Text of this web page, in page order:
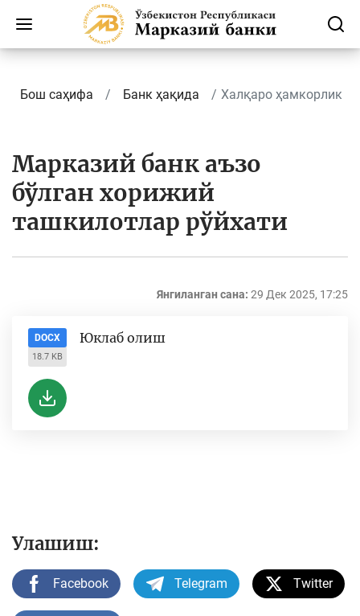
Бош саҳифа Банк ҳақида Халқаро ҳамкорлик
Марказий банк аъзо
бўлган хорижий
ташкилотлар рўйхати
Янгиланган сана: 29 Дек 2025, 17:25
DOCX
18.7 KB
Юклаб олиш
Улашиш:
Facebook Telegram Twitter